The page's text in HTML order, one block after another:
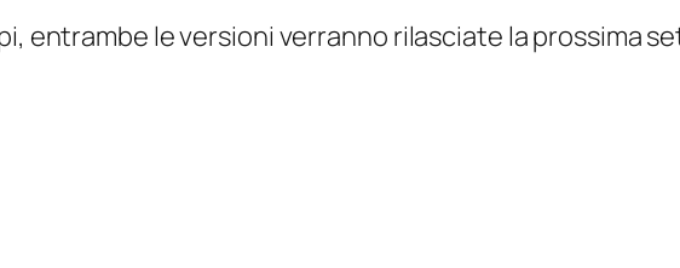
entrambe le versioni verranno rilasciate la prossima